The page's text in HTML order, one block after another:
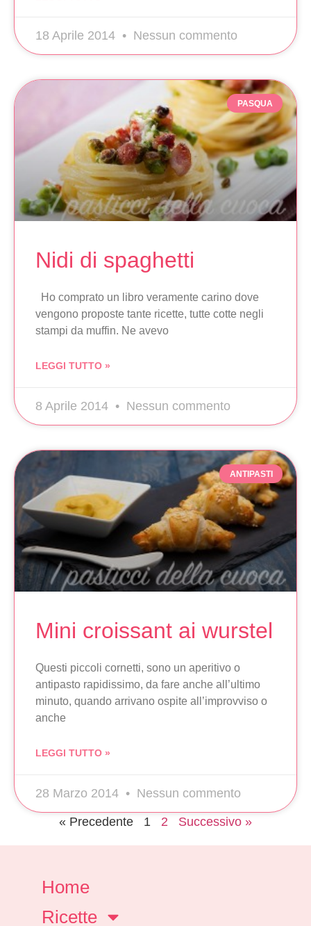
18 Aprile 2014 Nessun commento
PASQUA
Nidi di spaghetti
Ho comprato un libro veramente carino dove
vengono proposte tante ricette, tutte cotte negli
stampi da muffin. Ne avevo
LEGGI TUTTO »
8 Aprile 2014 Nessun commento
ANTIPASTI
Mini croissant ai wurstel
Questi piccoli cornetti, sono un aperitivo o
antipasto rapidissimo, da fare anche all’ultimo
minuto, quando arrivano ospite all’improvviso o
anche
LEGGI TUTTO »
28 Marzo 2014 Nessun commento
« Precedente 1 2 Successivo »
Home
Ricette